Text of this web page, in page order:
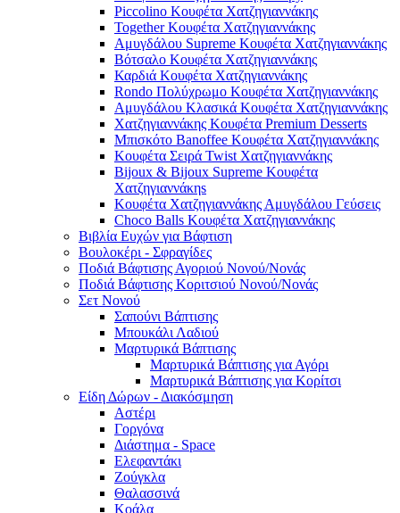
Piccolino Κουφέτα Χατζηγιαννάκης
Together Κουφέτα Χατζηγιαννάκης
Αμυγδάλου Supreme Κουφέτα Χατζηγιαννάκης
Βότσαλο Κουφέτα Χατζηγιαννάκης
Καρδιά Κουφέτα Χατζηγιαννάκης
Rondo Πολύχρωμο Κουφέτα Χατζηγιαννάκης
Αμυγδάλου Κλασικά Κουφέτα Χατζηγιαννάκης
Χατζηγιαννάκης Κουφέτα Premium Desserts
Μπισκότο Banoffee Κουφέτα Χατζηγιαννάκης
Κουφέτα Σειρά Twist Χατζηγιαννάκης
Bijoux & Bijoux Supreme Κουφέτα
Χατζηγιαννάκηs
Κουφέτα Χατζηγιαννάκης Αμυγδάλου Γεύσεις
Choco Balls Κουφέτα Χατζηγιαννάκης
Βιβλία Ευχών για Βάφτιση
Βουλοκέρι - Σφραγίδες
Ποδιά Βάφτισης Αγοριού Νονού/Νονάς
Ποδιά Βάφτισης Κοριτσιού Νονού/Νονάς
Σετ Νονού
Σαπούνι Βάπτισης
Μπουκάλι Λαδιού
Μαρτυρικά Βάπτισης
Μαρτυρικά Βάπτισης για Αγόρι
Μαρτυρικά Βάπτισης για Κορίτσι
Είδη Δώρων - Διακόσμηση
Αστέρι
Γοργόνα
Διάστημα - Space
Ελεφαντάκι
Ζούγκλα
Θαλασσινά
Κοάλα